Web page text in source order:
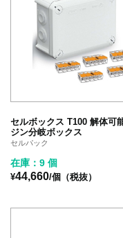
セルボックス T100 解体可
ジン分岐ボックス
セルパック
在庫：9 個
¥44,660/個（税抜）